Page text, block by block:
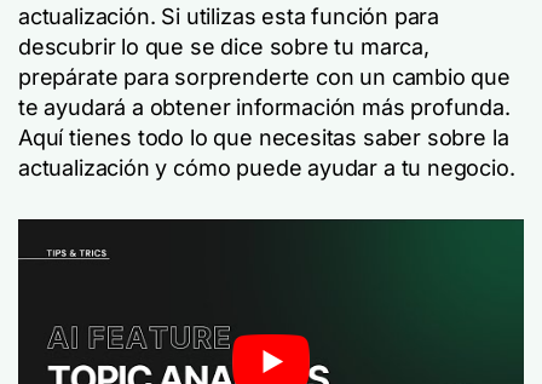
actualización. Si utilizas esta función para
descubrir lo que se dice sobre tu marca,
prepárate para sorprenderte con un cambio que
te ayudará a obtener información más profunda.
Aquí tienes todo lo que necesitas saber sobre la
actualización y cómo puede ayudar a tu negocio.